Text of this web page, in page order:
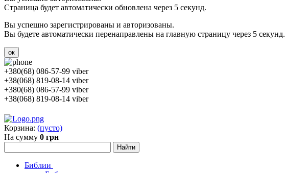
Страница будет автоматически обновлена через 5 секунд.
Вы успешно зарегистрированы и авторизованы.
Вы будете автоматически перенаправлены на главную страницу через 5 секунд.
ок
+380(68) 086-57-99 viber
+38(068) 819-08-14 viber
+380(68) 086-57-99 viber
+38(068) 819-08-14 viber
Корзина: (пусто)
На сумму 0 грн
Библии